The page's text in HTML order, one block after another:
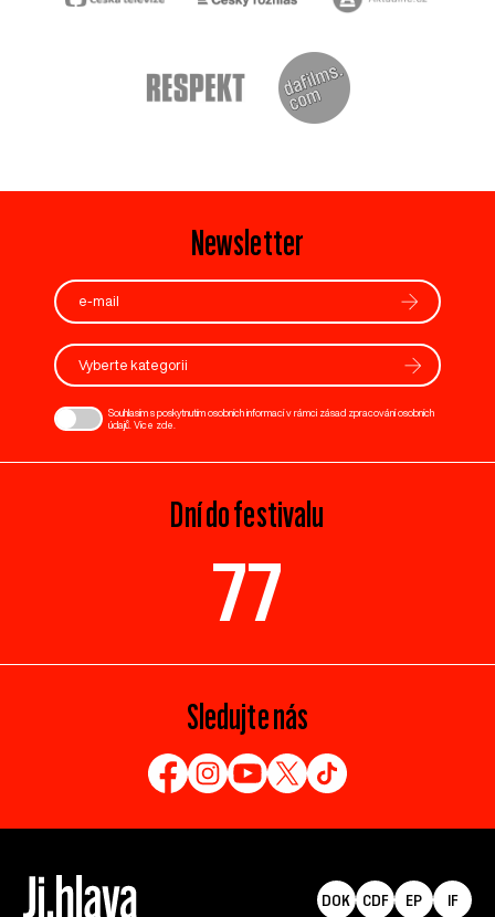
Newsletter
Vyberte kategorii
Souhlasím s poskytnutím osobních informací v rámci zásad zpracování osobních
údajů. Více zde
Dní do festivalu
77
Sledujte nás
DOK CDF EP IF